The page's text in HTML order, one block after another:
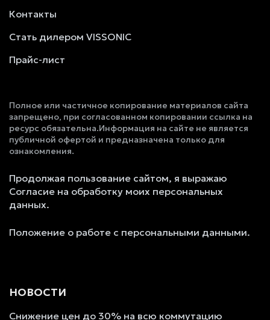
Контакты
Стать дилером VISSONIC
Прайс-лист
Полное или частичное копирование материалов сайта
запрещено, при согласованном копировании ссылка на
ресурс обязательна.Информация на сайте не является
публичной офертой и предназначена только для
ознакомления.
Продолжая пользование сайтом, я выражаю
Согласие на обработку моих персональных
данных.
Положение о работе с персональными данными.
НОВОСТИ
Снижение цен до 30% на всю коммутацию